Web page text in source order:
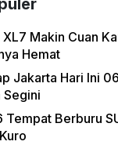
Makin Cuan
Hemat
Jakarta Hari Ini
Segini
Tempat Berburu